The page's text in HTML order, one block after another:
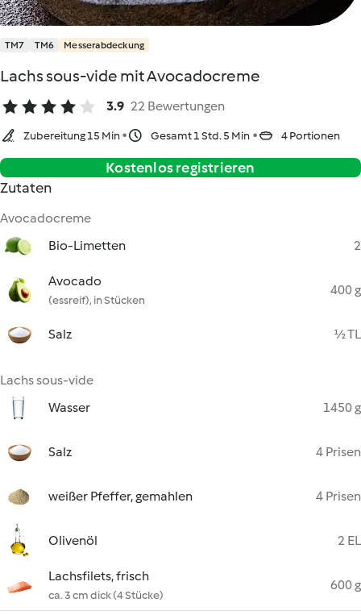
TM7 TM6 Messerabdeckung
Lachs sous-vide mit Avocadocreme
3.9 22 Bewertungen
Zubereitung 15 Min Gesamt 1 Std. 5 Min 4 Portionen
Kostenlos registrieren
Zutaten
Avocadocreme
Bio-Limetten
2
Avocado
(essreif), in Stücken
400 g
Salz ½ TL
Lachs sous-vide
Wasser
1450 g
Salz 4 Prisen
weißer Pfeffer, gemahlen 4 Prisen
Olivenöl 2 EL
Lachsfilets, frisch
ca. 3 cm dick (4 Stücke)
600 g